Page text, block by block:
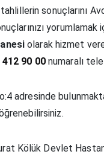
tahlillerin sonuçlarını
olarak hizmet
90 00numaralı
adresinde
Kölük Devlet